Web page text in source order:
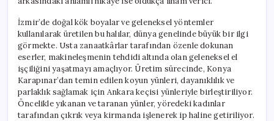
Eseri
için
İzmir’de doğal kök boyalar ve geleneksel yöntemler
kullanılarak üretilen bu halılar, dünya genelinde büyük bir ilgi
görmekte. Usta zanaatkârlar tarafından özenle dokunan
eserler, makineleşmenin tehdidi altında olan geleneksel el
işçiliğini yaşatmayı amaçlıyor. Üretim sürecinde, Konya
Karapınar’dan temin edilen koyun yünleri, dayanıklılık ve
parlaklık sağlamak için Ankara keçisi yünleriyle birleştiriliyor.
Öncelikle yıkanan ve taranan yünler, yöredeki kadınlar
tarafından çıkrık veya kirmanda işlenerek ip haline getiriliyor.